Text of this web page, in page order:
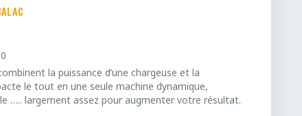
la puissance d’une chargeuse et la
le tout en une seule machine dynamique,
….. largement assez pour augmenter votre résultat.